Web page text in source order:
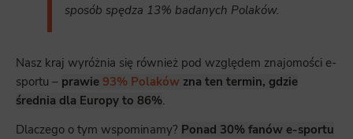
sposób spędza 13% badanych Polaków.
Nasz kraj wyróżnia się również pod względem znajomości e-
sportu – prawie 93% Polaków zna ten termin, gdzie
średnia dla Europy to 86%.
Dlaczego o tym wspominamy? Ponad 30% fanów e-sportu